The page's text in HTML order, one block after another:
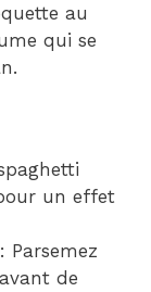
au
qui se
un effet
: Parsemez
de